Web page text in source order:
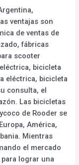
ventajas son
de ventas de
fábricas
scooter
bicicleta
eléctrica, bicicleta
consulta, el
Las bicicletas
de Rooder se
América,
Mientras
el mercado
lograr una